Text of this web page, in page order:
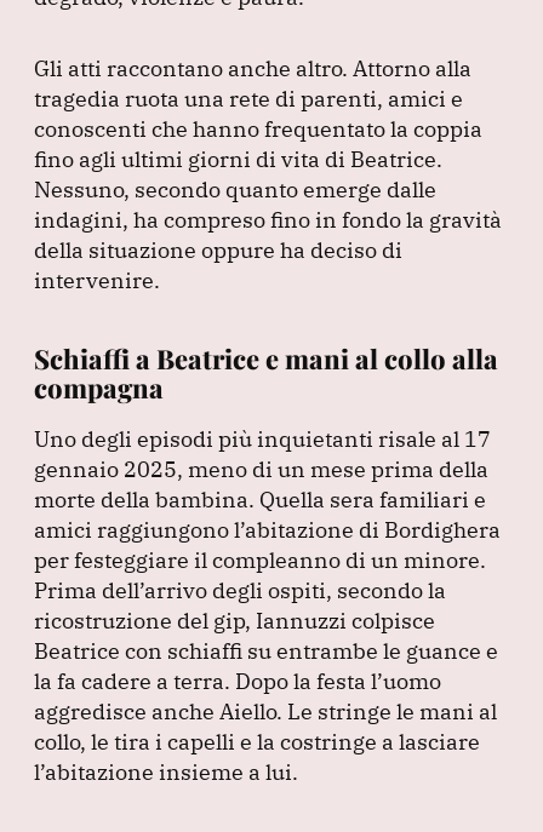
Gli atti raccontano anche altro. Attorno alla
tragedia ruota una rete di parenti, amici e
conoscenti che hanno frequentato la coppia
fino agli ultimi giorni di vita di Beatrice.
Nessuno, secondo quanto emerge dalle
indagini, ha compreso fino in fondo la gravità
della situazione oppure ha deciso di
intervenire.
Schiaffi a Beatrice e mani al collo alla
compagna
Uno degli episodi più inquietanti risale al 17
gennaio 2025, meno di un mese prima della
morte della bambina. Quella sera familiari e
amici raggiungono l’abitazione di Bordighera
per festeggiare il compleanno di un minore.
Prima dell’arrivo degli ospiti, secondo la
ricostruzione del gip, Iannuzzi colpisce
Beatrice con schiaffi su entrambe le guance e
la fa cadere a terra. Dopo la festa l’uomo
aggredisce anche Aiello. Le stringe le mani al
collo, le tira i capelli e la costringe a lasciare
l’abitazione insieme a lui.